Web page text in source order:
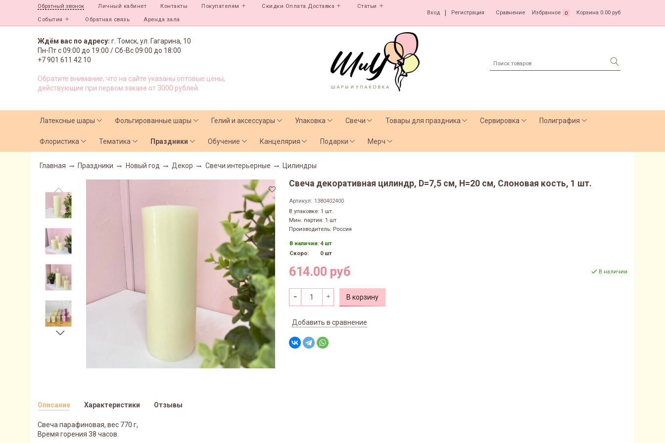
Обратный звонок Личный кабинет Контакты Покупателям Скидки.Оплата.Доставка Статьи
События Обратная связь Аренда зала
Вход Регистрация Сравнение Избранное 0 Корзина 0.00 руб
Ждём вас по адресу: г. Томск, ул. Гагарина, 10
Пн-Пт с09:00 до 19:00 /Сб-Вс 09:00 до 18:00
+7 901 611 42 10
Обратите внимание, что на сайте указаны оптовые цены,
действующие при первом заказе от 3000 рублей.
Латексные шары Фольгированные шары Гелий и аксессуары Упаковка Свечи Товары для праздника Сервировка Полиграфия
Флористика Тематика Праздники Обучение Канцелярия Подарки Мерч
Главная Праздники Новый год Декор Свечи интерьерные Цилиндры
Свеча декоративная цилиндр, D=7,5 см, H=20 см, Слоновая кость, 1 шт.
Артикул: 1380402400
В упаковке: 1 шт.
Мин. партия: 1 шт
Производитель: Россия
В наличии:4 шт
Скоро:
0 шт
614.00 руб В наличии
В корзину
Добавить в сравнение
Описание
Свеча парафиновая, вес 770 г,
Время горения 38 часов.
Характеристики Отзывы